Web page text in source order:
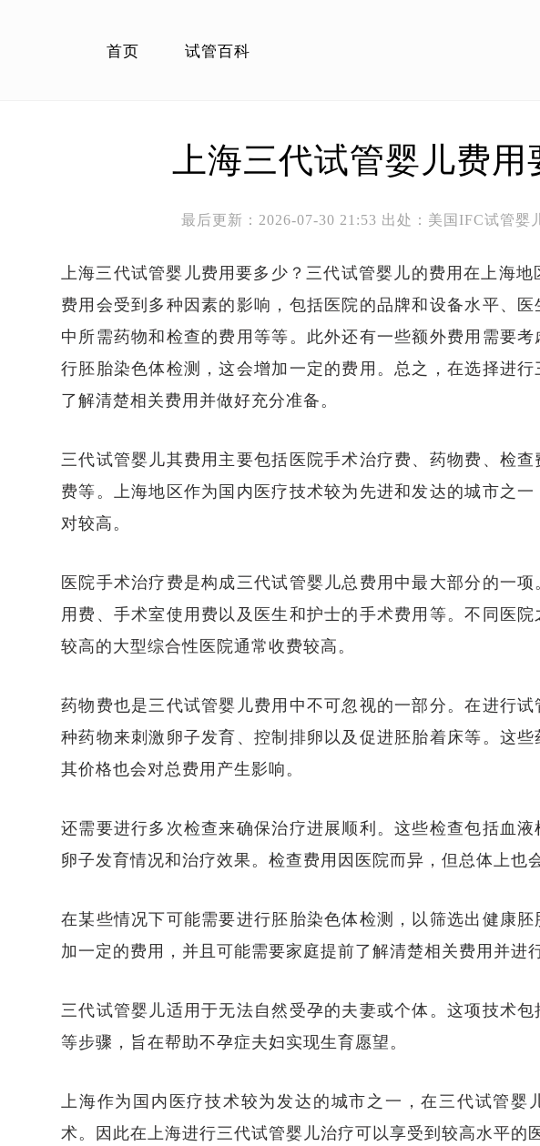
首页 试管百科
上海三代试管婴儿费用
最后更新：2026-07-30 21:53 出处：美国IFC试管婴
上海三代试管婴儿费用要多少？三代试管婴儿的费用在上海
费用会受到多种因素的影响，包括医院的品牌和设备水平、
中所需药物和检查的费用等等。此外还有一些额外费用需要
行胚胎染色体检测，这会增加一定的费用。总之，在选择进
了解清楚相关费用并做好充分准备。
三代试管婴儿其费用主要包括医院手术治疗费、药物费、检
费等。上海地区作为国内医疗技术较为先进和发达的城市之
对较高。
医院手术治疗费是构成三代试管婴儿总费用中最大部分的一
用费、手术室使用费以及医生和护士的手术费用等。不同医
较高的大型综合性医院通常收费较高。
药物费也是三代试管婴儿费用中不可忽视的一部分。在进行
种药物来刺激卵子发育、控制排卵以及促进胚胎着床等。这些
其价格也会对总费用产生影响。
还需要进行多次检查来确保治疗进展顺利。这些检查包括血
卵子发育情况和治疗效果。检查费用因医院而异，但总体上也
在某些情况下可能需要进行胚胎染色体检测，以筛选出健康
加一定的费用，并且可能需要家庭提前了解清楚相关费用并进
三代试管婴儿适用于无法自然受孕的夫妻或个体。这项技术
等步骤，旨在帮助不孕症夫妇实现生育愿望。
上海作为国内医疗技术较为发达的城市之一，在三代试管婴
术。因此在上海进行三代试管婴儿治疗可以享受到较高水平的